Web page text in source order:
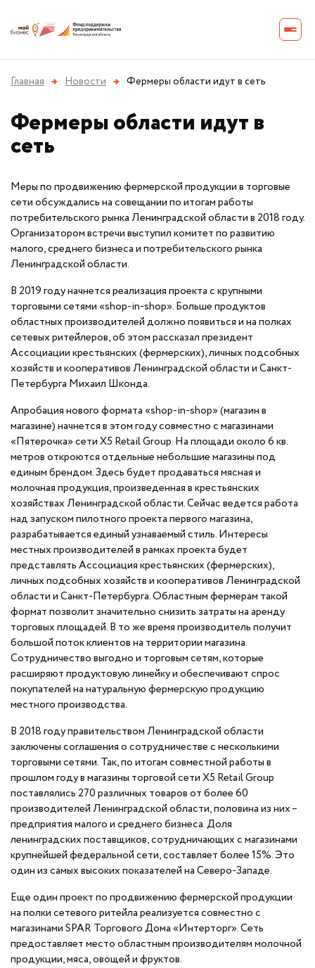
Главная → Новости → Фермеры области идут в сеть
Фермеры области идут в
сеть
Меры по продвижению фермерской продукции в торговые
сети обсуждались на совещании по итогам работы
потребительского рынка Ленинградской области в 2018 году.
Организатором встречи выступил комитет по развитию
малого, среднего бизнеса и потребительского рынка
Ленинградской области.
В 2019 году начнется реализация проекта с крупными
торговыми сетями «shop-in-shop». Больше продуктов
областных производителей должно появиться и на полках
сетевых ритейлеров, об этом рассказал президент
Ассоциации крестьянских (фермерских), личных подсобных
хозяйств и кооперативов Ленинградской области и Санкт-
Петербурга Михаил Шконда.
Апробация нового формата «shop-in-shop» (магазин в
магазине) начнется в этом году совместно с магазинами
«Пятерочка» сети X5 Retail Group. На площади около 6 кв.
метров откроются отдельные небольшие магазины под
единым брендом. Здесь будет продаваться мясная и
молочная продукция, произведенная в крестьянских
хозяйствах Ленинградской области. Сейчас ведется работа
над запуском пилотного проекта первого магазина,
разрабатывается единый узнаваемый стиль. Интересы
местных производителей в рамках проекта будет
представлять Ассоциация крестьянских (фермерских),
личных подсобных хозяйств и кооперативов Ленинградской
области и Санкт-Петербурга. Областным фермерам такой
формат позволит значительно снизить затраты на аренду
торговых площадей. В то же время производитель получит
большой поток клиентов на территории магазина.
Сотрудничество выгодно и торговым сетям, которые
расширяют продуктовую линейку и обеспечивают спрос
покупателей на натуральную фермерскую продукцию
местного производства.
В 2018 году правительством Ленинградской области
заключены соглашения о сотрудничестве с несколькими
торговыми сетями. Так, по итогам совместной работы в
прошлом году в магазины торговой сети X5 Retail Group
поставлялись 270 различных товаров от более 60
производителей Ленинградской области, половина из них –
предприятия малого и среднего бизнеса. Доля
ленинградских поставщиков, сотрудничающих с магазинами
крупнейшей федеральной сети, составляет более 15%. Это
один из самых высоких показателей на Северо-Западе.
Еще один проект по продвижению фермерской продукции
на полки сетевого ритейла реализуется совместно с
магазинами SPAR Торгового Дома «Интерторг». Сеть
предоставляет место областным производителям молочной
продукции, мяса, овощей и фруктов.